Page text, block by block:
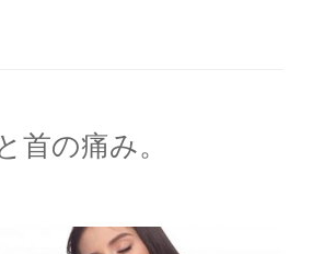
首の痛み。